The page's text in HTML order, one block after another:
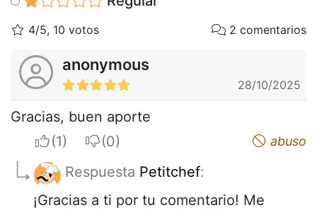
4/5, 10 votos 2 comentarios
anonymous
28/10/2025
Gracias, buen aporte
I apreciateI do not appreciate abuso
Respuesta Petitchef:
¡Gracias a ti por tu comentario! Me